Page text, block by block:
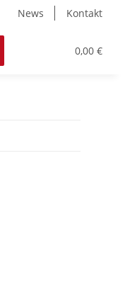
News Kontakt
0,00 €
Werkstoffe